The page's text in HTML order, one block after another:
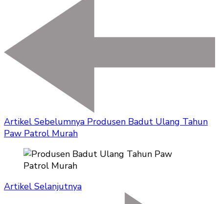
Artikel Sebelumnya Produsen Badut Ulang Tahun
Paw Patrol Murah
Artikel Selanjutnya